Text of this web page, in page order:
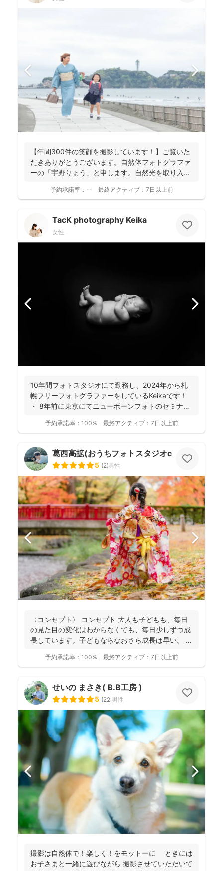
【年間300件の笑顔を撮影しています！】ご覧いた
だきありがとうございます。自然体フォトグラファ
ーの「宇野りょう」と申します。自然光を取り入れ
予約承諾率： -- 最終アクティブ： 7日以上前
TacK photography Keika
女性
10年間フォトスタジオにて勤務し、2024年から札
幌フリーフォトグラファーをしているKeikaです！
・ 8年前に東京にてニューボーンフォトのセミナ
予約承諾率： 100% 最終アクティブ： 7日以上前
葛西高拡(おうちフォトスタジオcocofilm)
5 (2)男性
〈コンセプト〉 コンセプト 大人も子どもも、毎日
の見た目の変化はわからなくても、毎日少しずつ成
長しています。子どもならなおさら成長は早い。
予約承諾率： 100% 最終アクティブ： 7日以上前
せいの まさき( B.B工房 )
5 (22)男性
撮影は自然体で！楽しく！をモットーに ときには
お子さまと一緒に遊びながら 撮影させていただいて